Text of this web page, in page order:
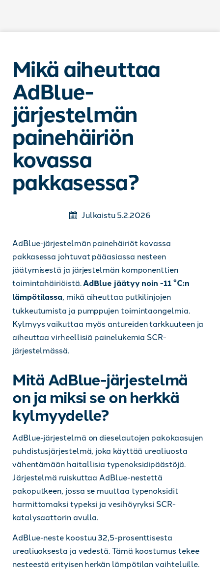
Mikä aiheuttaa
AdBlue-
järjestelmän
painehäiriön
kovassa
pakkasessa?
Julkaistu 5.2.2026
AdBlue-järjestelmän painehäiriöt kovassa
pakkasessa johtuvat pääasiassa nesteen
jäätymisestä ja järjestelmän komponenttien
toimintahäiriöistä.AdBlue jäätyy noin -11 °C:n
lämpötilassa, mikä aiheuttaa putkilinjojen
tukkeutumista ja pumppujen toimintaongelmia.
Kylmyys vaikuttaa myös antureiden tarkkuuteen ja
aiheuttaa virheellisiä painelukemia SCR-
järjestelmässä.
Mitä AdBlue-järjestelmä
on ja miksi se on herkkä
kylmyydelle?
AdBlue-järjestelmä on dieselautojen pakokaasujen
puhdistusjärjestelmä, joka käyttää urealiuosta
vähentämään haitallisia typenoksidipäästöjä.
Järjestelmä ruiskuttaa AdBlue-nestettä
pakoputkeen, jossa se muuttaa typenoksidit
harmittomaksi typeksi ja vesihöyryksi SCR-
katalysaattorin avulla.
AdBlue-neste koostuu 32,5-prosenttisesta
urealiuoksesta ja vedestä. Tämä koostumus tekee
nesteestä erityisen herkän lämpötilan vaihteluille.